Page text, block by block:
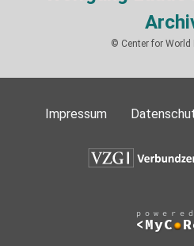
© Center for World
Impressum